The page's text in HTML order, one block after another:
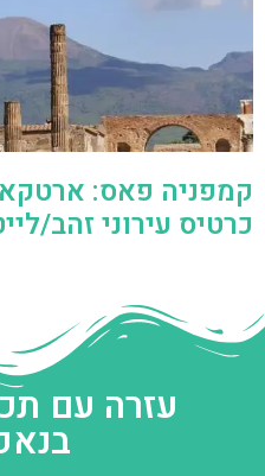
כרטיס עירוני זהב/לייט
עזרה עם